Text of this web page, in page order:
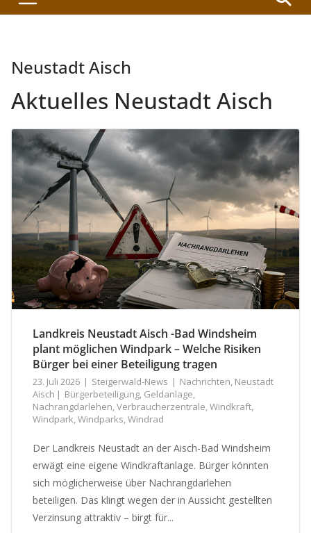
Neustadt Aisch
Aktuelles Neustadt Aisch
Landkreis Neustadt Aisch -Bad Windsheim
plant möglichen Windpark – Welche Risiken
Bürger bei einer Beteiligung tragen
23. Juli 2026 Steigerwald-News Nachrichten, Neustadt
Aisch
Bürgerbeteiligung, Geldanlage,
Nachrangdarlehen,Verbraucherzentrale,Windkraft,
Windpark,Windparks,Windrad
Der Landkreis Neustadt an der Aisch-Bad Windsheim
erwägt eine eigene Windkraftanlage. Bürger könnten
sich möglicherweise über Nachrangdarlehen
beteiligen. Das klingt wegen der in Aussicht gestellten
Verzinsung attraktiv – birgt für...